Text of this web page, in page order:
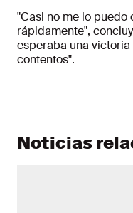
"Casi no me lo puedo
rápidamente",
esperaba una
contentos".
Noticias